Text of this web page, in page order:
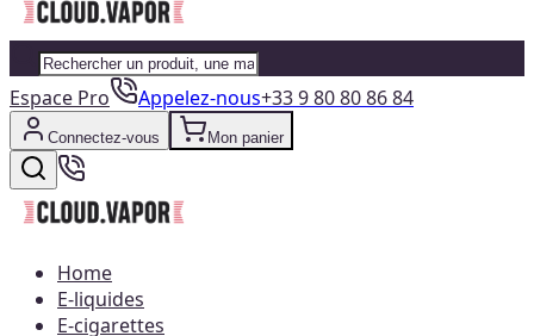
Espace Pro Appelez-nous+33 9 80 80 86 84
Connectez-vous Mon panier
Home
E-liquides
E-cigarettes